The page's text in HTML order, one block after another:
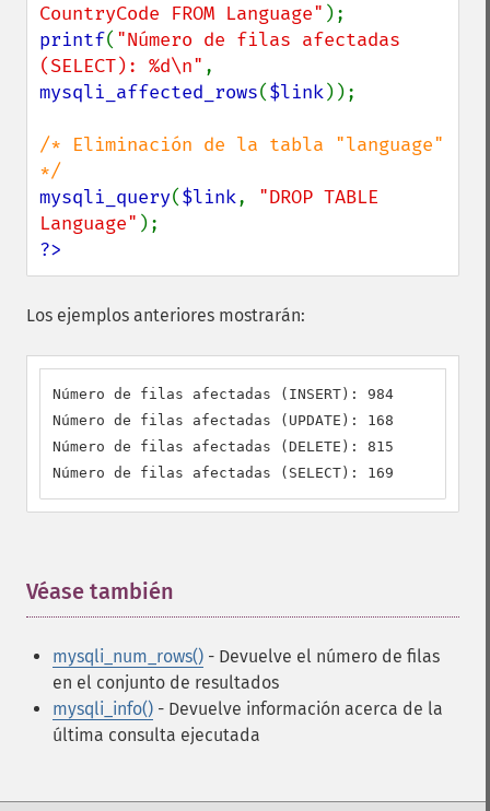
CountryCode FROM Language"
printf( "Número de filas afectadas
(SELECT): %d\n"
mysqli_affected_rows($link));
/* Eliminación de la tabla "language"
mysqli_query($link, "DROP TABLE
Language"
?>
Los ejemplos anteriores mostrarán:
Número de filas afectadas (INSERT): 984
Número de filas afectadas (UPDATE): 168
Número de filas afectadas (DELETE): 815
Número de filas afectadas (SELECT): 169
Véase también
mysqli_num_rows() - Devuelve el número de filas
en el conjunto de resultados
mysqli_info() - Devuelve información acerca de la
última consulta ejecutada